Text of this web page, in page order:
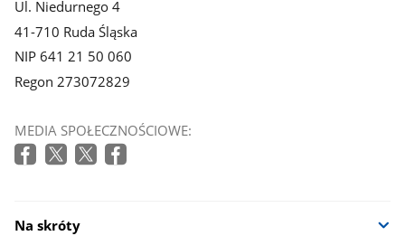
Ul. Niedurnego 4
41-710 Ruda Śląska
NIP 641 21 50 060
Regon 273072829
MEDIA SPOŁECZNOŚCIOWE:
Na skróty